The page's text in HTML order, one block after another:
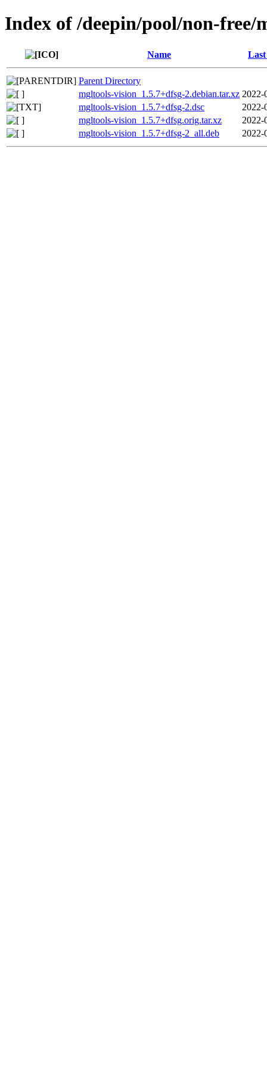
Index of /deepin/pool/non-free/
Name
Parent Directory
mgltools-vision_1.5.7+dfsg-2.debian.tar.xz 2022-
mgltools-vision_1.5.7+dfsg-2.dsc
2022-
mgltools-vision_1.5.7+dfsg.orig.tar.xz
2022-
mgltools-vision_1.5.7+dfsg-2_all.deb
2022-